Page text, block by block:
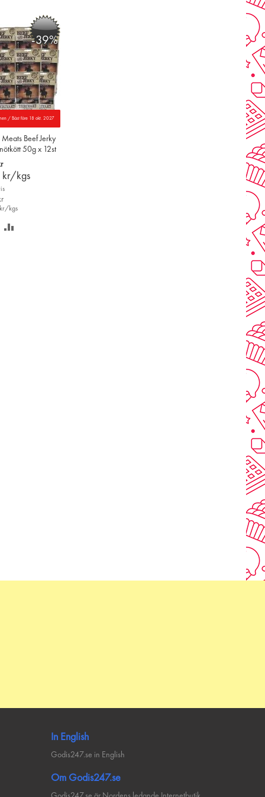
JÄMFÖR
/ Bäst före 18 okt. 2027
-39%
Beef Jerky
50g x 12st
kr/kgs
kgs
In English
Godis247.se in English
Om Godis247.se